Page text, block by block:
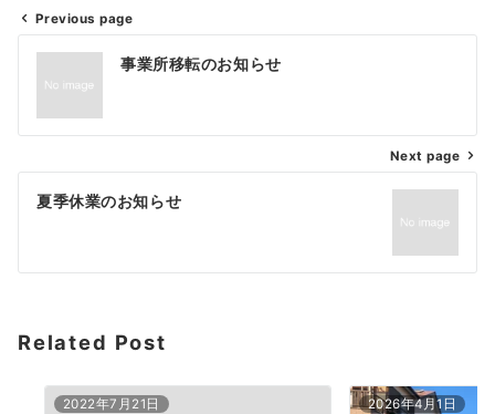
Previous page
事業所移転のお知らせ
Next page
夏季休業のお知らせ
Related Post
2022年7月21日 2026年4月1日